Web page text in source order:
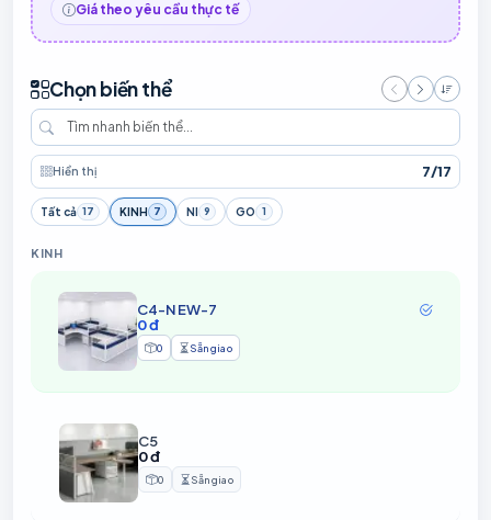
Giá theo yêu cầu thực tế
Chọn biến thể Giá
Hiển thị 7/17
Tất cả 17 KINH 7 NI 9 GO 1
KINH
C4-NEW-7
0 đ
Sản phẩm
0 Thời gian chuẩn bị
Sẵn giao
C5
0 đ
Sản phẩm
0 Thời gian chuẩn bị
Sẵn giao